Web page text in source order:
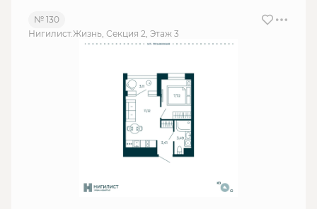
№ 130
Нигилист.Жизнь, Секция 2, Этаж 3